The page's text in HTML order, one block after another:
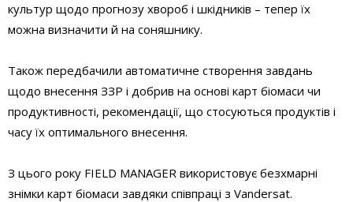
культур щодо прогнозу хвороб і шкідників – тепер їх
можна визначити й на соняшнику.
Також передбачили автоматичне створення завдань
щодо внесення ЗЗР і добрив на основі карт біомаси чи
продуктивності, рекомендації, що стосуються продуктів і
часу їх оптимального внесення.
З цього року FIELD MANAGER використовує безхмарні
знімки карт біомаси завдяки співпраці з Vandersat.